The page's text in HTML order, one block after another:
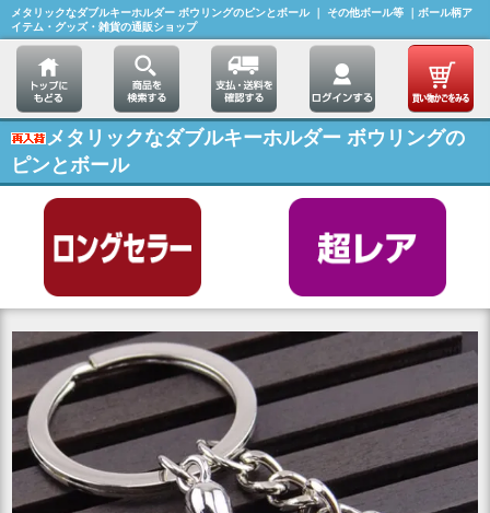
メタリックなダブルキーホルダー ボウリングのピンとボール ｜ その他ボール等 ｜ボール柄ア
イテム・グッズ・雑貨の通販ショップ
メタリックなダブルキーホルダー ボウリングの
ピンとボール